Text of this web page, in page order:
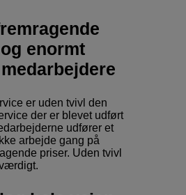
enormt
er uden tvivl den
der er blevet udført
udfører et
arbejde gang på
priser. Uden tvivl